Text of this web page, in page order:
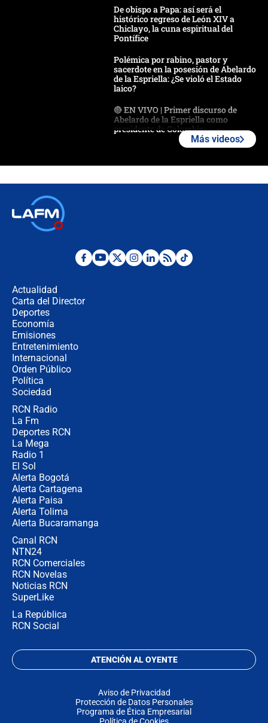
De obispo a Papa: así será el
histórico regreso de León XIV a
Chiclayo, la cuna espiritual del
Pontífice
Polémica por rabino, pastor y
sacerdote en la posesión de Abelardo
de la Espriella: ¿Se violó el Estado
laico?
🔴 EN VIVO | Primer discurso de
Abelardo de la Espriella como
presidente de Colombia
Desde dermatitis hasta infecciones:
Más videos
Actualidad
Carta del Director
Deportes
Economía
Emisiones
Entretenimiento
Internacional
Orden Público
Política
Sociedad
RCN Radio
La Fm
Deportes RCN
La Mega
Radio 1
El Sol
Alerta Bogotá
Alerta Cartagena
Alerta Paisa
Alerta Tolima
Alerta Bucaramanga
Canal RCN
NTN24
RCN Comerciales
RCN Novelas
Noticias RCN
SuperLike
La República
RCN Social
ATENCIÓN AL OYENTE
Aviso de Privacidad
Protección de Datos Personales
Programa de Ética Empresarial